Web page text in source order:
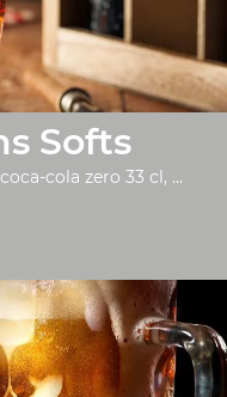
Softs
cola zero 33 cl, ...